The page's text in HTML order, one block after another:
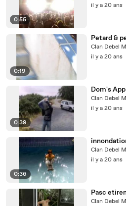
0:55
il y a 20 ans
0:19
Petard &
Clan Debel
il y a 20 ans
0:39
Dom's
Clan Debel
il y a 20 ans
0:36
Clan Debel
il y a 20 ans
Pasc
Clan Debel